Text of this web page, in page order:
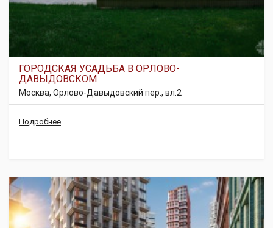
ГОРОДСКАЯ УСАДЬБА В ОРЛОВО-
ДАВЫДОВСКОМ
Москва, Орлово-Давыдовский пер., вл.2
Подробнее